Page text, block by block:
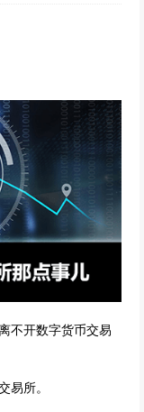
不开数字货币交易
易所。